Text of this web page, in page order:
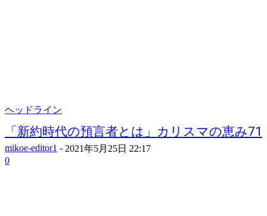
ヘッドライン
「新約時代の預言者とは」カリスマの恵み71
mikoe-editor1 - 2021年5月25日 22:17
0